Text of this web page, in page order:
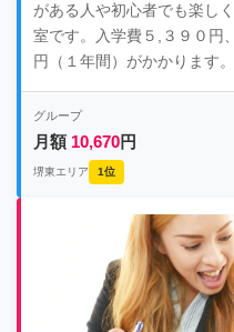
がある人や初心者でも楽し
室です。入学費５,３９０円
円（１年間）がかかります。
グループ
月額 10,670円
堺東エリア 1位